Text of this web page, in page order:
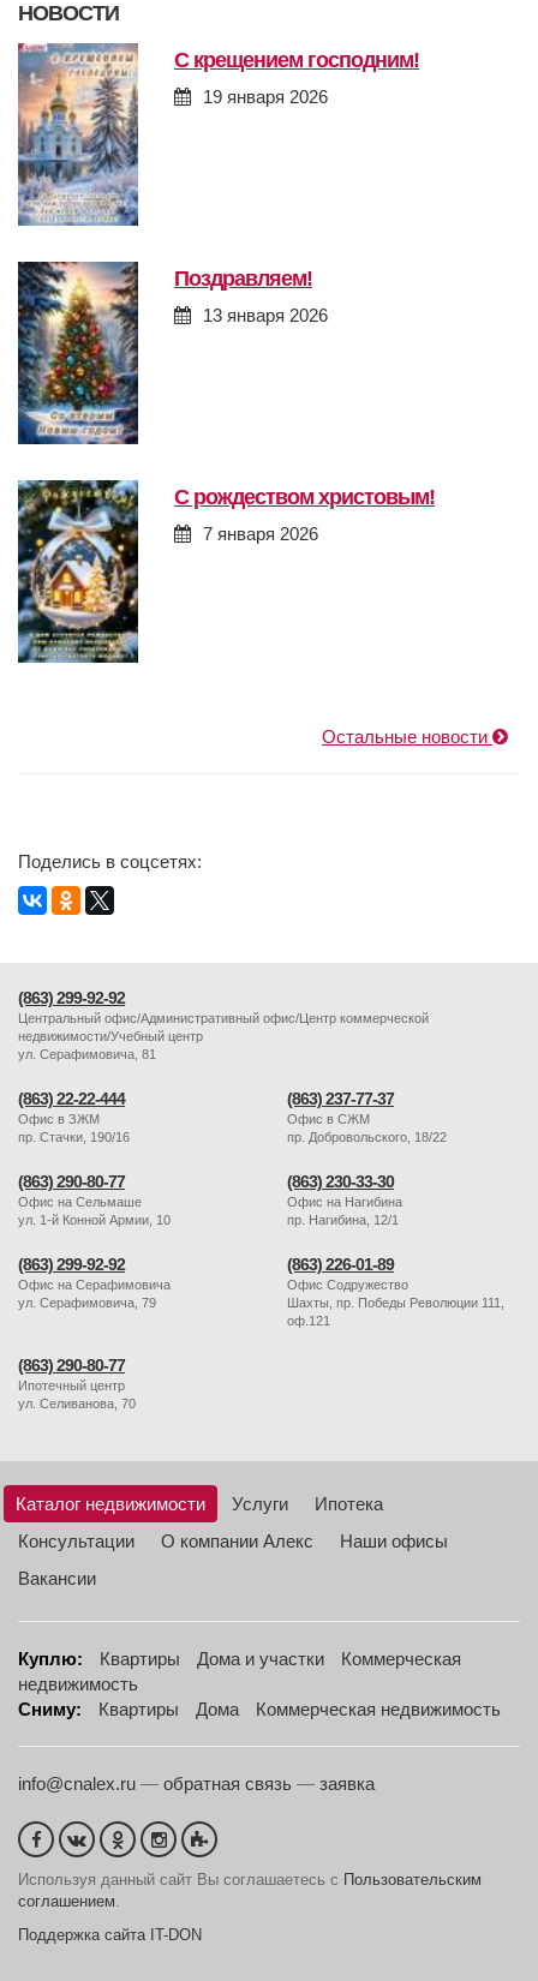
НОВОСТИ
с крещением господним!
19 января 2026
поздравляем!
13 января 2026
с рождеством христовым!
7 января 2026
Остальные новости
Поделись в соцсетях:
(863) 299-92-92
Центральный офис/Административный офис/Центр коммерческой
недвижимости/Учебный центр
ул. Серафимовича, 81
(863) 22-22-444
Офис в ЗЖМ
пр. Стачки, 190/16
(863) 237-77-37
Офис в СЖМ
пр. Добровольского, 18/22
(863) 290-80-77
Офис на Сельмаше
ул. 1-й Конной Армии, 10
(863) 230-33-30
Офис на Нагибина
пр. Нагибина, 12/1
(863) 299-92-92
Офис на Серафимовича
ул. Серафимовича, 79
(863) 226-01-89
Офис Содружество
Шахты, пр. Победы Революции 111,
оф.121
(863) 290-80-77
Ипотечный центр
ул. Селиванова, 70
Каталог недвижимости Услуги
Ипотека
Консультации
О компании Алекс
Наши офисы
Вакансии
Куплю: Квартиры Дома и участки
Коммерческая
недвижимость
Сниму:
Квартиры Дома Коммерческая недвижимость
info@cnalex.ru — обратная связь — заявка
Используя данный сайт Вы соглашаетесь с Пользовательским
соглашением.
Поддержка сайта IT-DON